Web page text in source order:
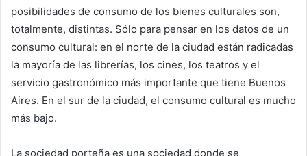
posibilidades de consumo de los bienes culturales son,
totalmente, distintas. Sólo para pensar en los datos de un
consumo cultural: en el norte de la ciudad están radicadas
la mayoría de las librerías, los cines, los teatros y el
servicio gastronómico más importante que tiene Buenos
Aires. En el sur de la ciudad, el consumo cultural es mucho
más bajo.
La sociedad porteña es una sociedad donde se